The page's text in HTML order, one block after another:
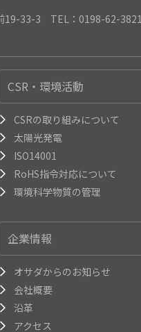
19-33-3 TEL：0198-62-3821
CSR・環境活動
CSRの取り組みについて
太陽光発電
ISO14001
RoHS指令対応について
環境科学物質の管理
企業情報
オサダからのお知らせ
会社概要
沿革
アクセス